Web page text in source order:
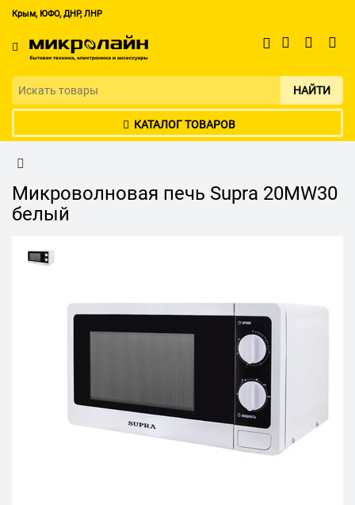
Крым, ЮФО, ДНР, ЛНР
НАЙТИ
КАТАЛОГ ТОВАРОВ
Микроволновая печь Supra 20MW30
белый